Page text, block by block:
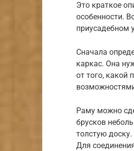
Это краткое
особенности.
приусадебном
Сначала
каркас. Она
от того,
Раму можно
брусков
толстую
Для